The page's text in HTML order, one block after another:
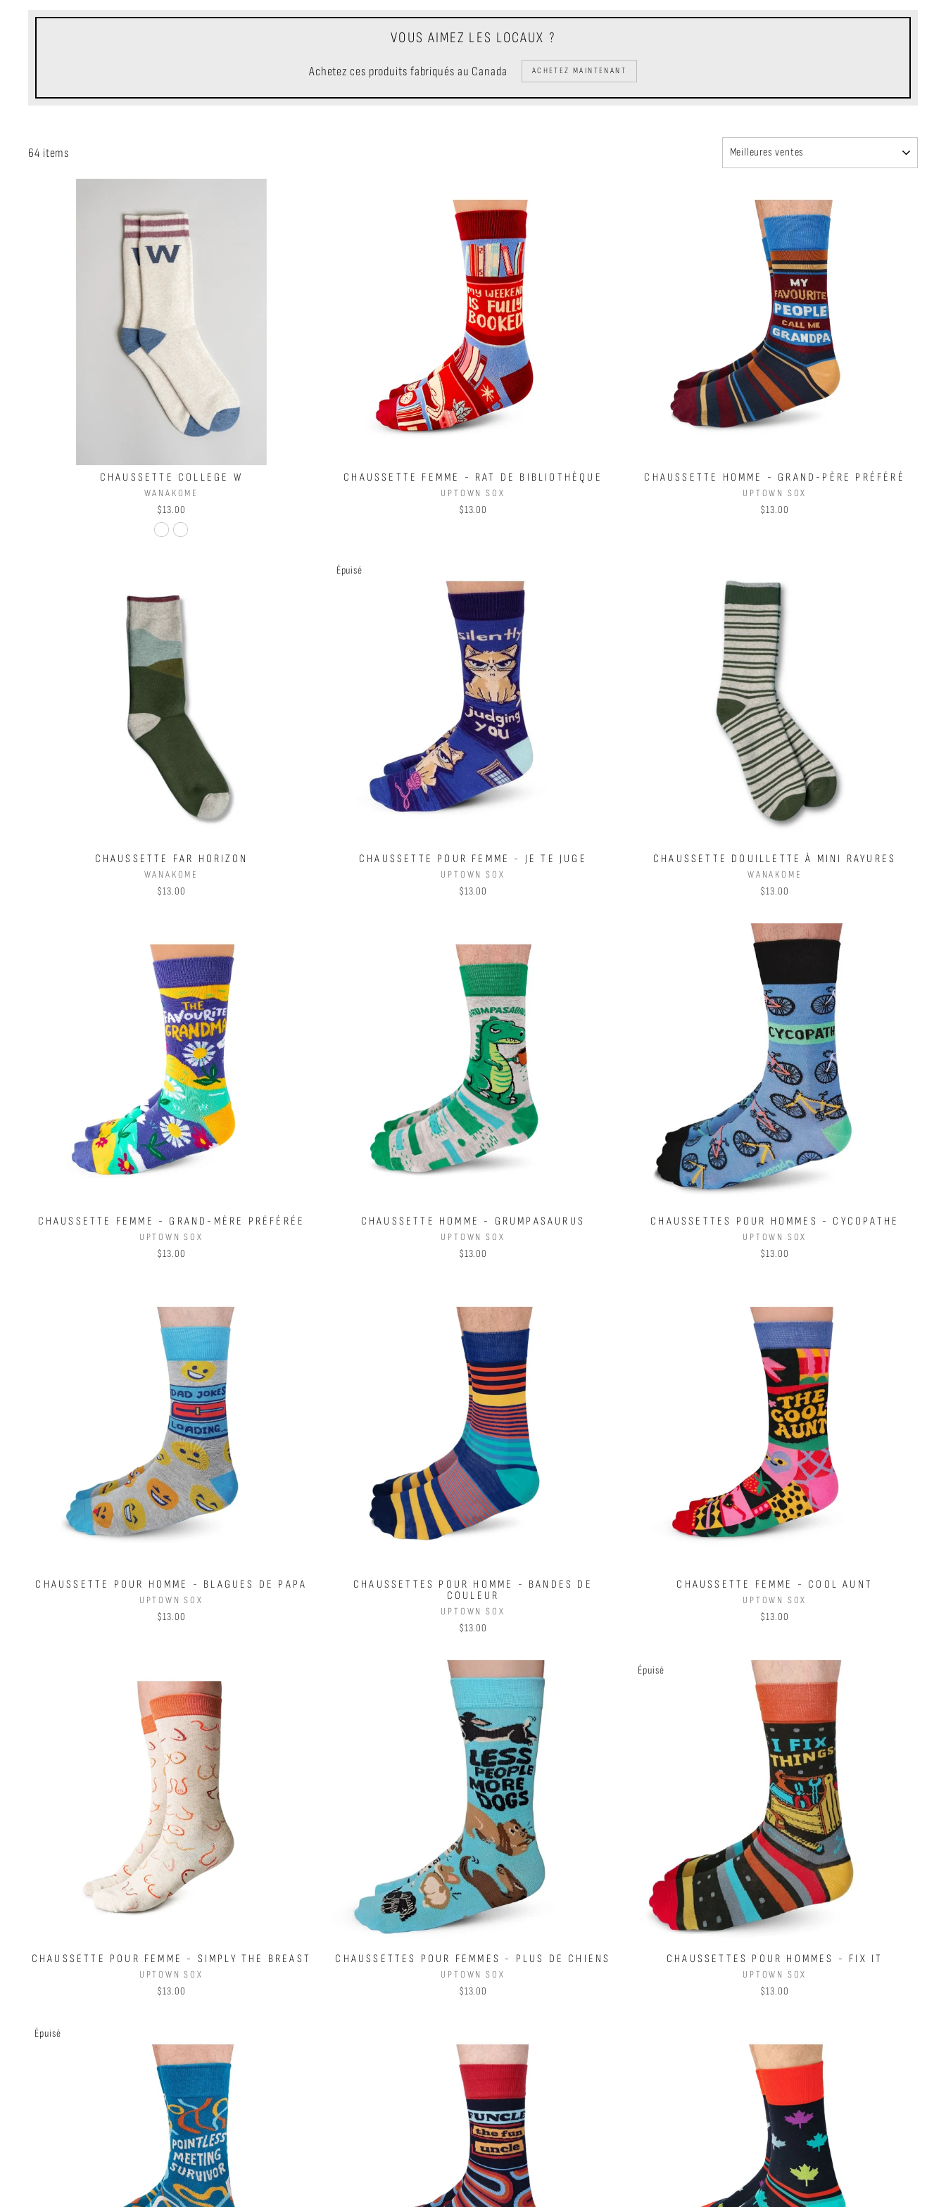
VOUS AIMEZ LES LOCAUX ?
Achetez ces produits fabriqués au Canada ACHETEZ MAINTENANT
64 items
CHAUSSETTE COLLEGE W
WANAKOME
$13.00
CHAUSSETTE FEMME - RAT DE BIBLIOTHÈQUE
UPTOWN SOX
$13.00
CHAUSSETTE HOMME - GRAND-PÈRE PRÉFÉRÉ
UPTOWN SOX
$13.00
CHAUSSETTE FAR HORIZON
WANAKOME
$13.00
Épuisé
CHAUSSETTE POUR FEMME - JE TE JUGE
UPTOWN SOX
$13.00
CHAUSSETTE DOUILLETTE À MINI RAYURES
WANAKOME
$13.00
CHAUSSETTE FEMME - GRAND-MÈRE PRÉFÉRÉE
UPTOWN SOX
$13.00
CHAUSSETTE HOMME - GRUMPASAURUS
UPTOWN SOX
$13.00
CHAUSSETTES POUR HOMMES - CYCOPATHE
UPTOWN SOX
$13.00
CHAUSSETTE POUR HOMME - BLAGUES DE PAPA
UPTOWN SOX
$13.00
CHAUSSETTES POUR HOMME - BANDES DE
COULEUR
UPTOWN SOX
$13.00
CHAUSSETTE FEMME - COOL AUNT
UPTOWN SOX
$13.00
CHAUSSETTE POUR FEMME - SIMPLY THE BREAST
UPTOWN SOX
$13.00
CHAUSSETTES POUR FEMMES - PLUS DE CHIENS
UPTOWN SOX
$13.00
Épuisé
CHAUSSETTES POUR HOMMES - FIX IT
UPTOWN SOX
$13.00
Épuisé